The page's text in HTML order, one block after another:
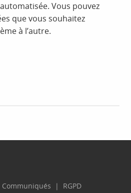
Vous pouvez
que vous souhaitez
à l’autre.
Communiqués
RGPD